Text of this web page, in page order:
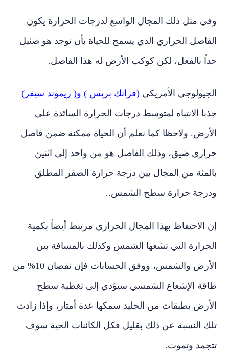
وفي مثل ذلك المجال الواسع لدرجات الحرارة يكون
الفاصل الحراري الذي يسمح للحياة بأن توجد هو ضئيل
جداً بالفعل، لكن كوكب الأرض له هذا الفاصل.
الجيولوجي الأمريكي (فرانك بريس ) و( ريموند سيفر)
جذبا الانتباه لمتوسط درجات الحرارة السائدة على
الأرض. ولاحظا كما نعلم أن الحياة ممكنة ضمن فاصل
حراري ضيق، وذلك الفاصل هو من واحد إلى اثنين
بالمئة من المجال بين درجة حرارة الصفر المطلق
ودرجة حرارة سطح الشمس..
إن الاحتفاظ بهذا المجال الحراري مرتبط أيضاً بكمية
الحرارة التي تشعها الشمس وكذلك بالمسافة بين
الأرض والشمس، ووفق الحسابات فإن نقصان 10% من
طاقة الإشعاع الشمسي سيؤدي إلى تغطية سطح
الأرض بطبقات من الجليد سمكها عدة أمتار، وإذا زادت
تلك النسبة عن ذلك بقليل فكل الكائنات الحية سوف
تتجمد وتموت.